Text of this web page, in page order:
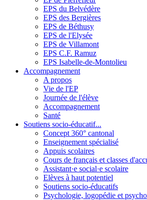
EPS du Belvédère
EPS des Bergières
EPS de Béthusy
EPS de l'Elysée
EPS de Villamont
EPS C.F. Ramuz
EPS Isabelle-de-Montolieu
Accompagnement
A propos
Vie de l'EP
Journée de l'élève
Accompagnement
Santé
Soutiens socio-éducatif...
Concept 360° cantonal
Enseignement spécialisé
Appuis scolaires
Cours de français et classes
Assistant·e social·e scolaire
Elèves à haut potentiel
Soutiens socio-éducatifs
Psychologie, logopédie et